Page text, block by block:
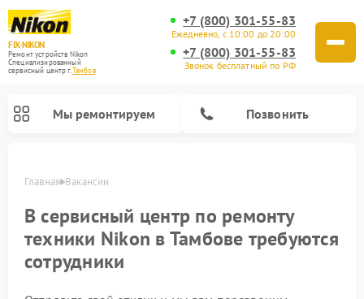
FIX-NIKON
Ремонт устройств Nikon
Специализированный
cервисный центр г.Тамбов
+7 (800) 301-55-83
Ежедневно, с 10:00 до 20:00
+7 (800) 301-55-83
Звонок бесплатный по РФ
Мы ремонтируем Позвонить
Главная Вакансии
В сервисный центр по ремонту
техники Nikon в Тамбове требуются
сотрудники